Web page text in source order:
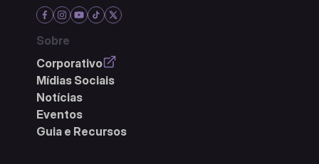
Sobre
Corporativo
Mídias Sociais
Notícias
Eventos
Guia e Recursos